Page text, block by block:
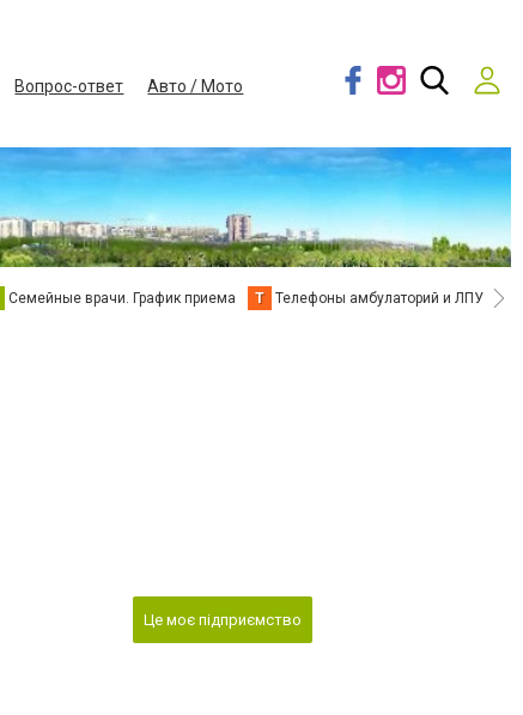
Вопрос-ответ
Авто / Мото
Семейные врачи. График приема Т Телефоны амбулаторий и ЛПУ В
Це моє підприємство